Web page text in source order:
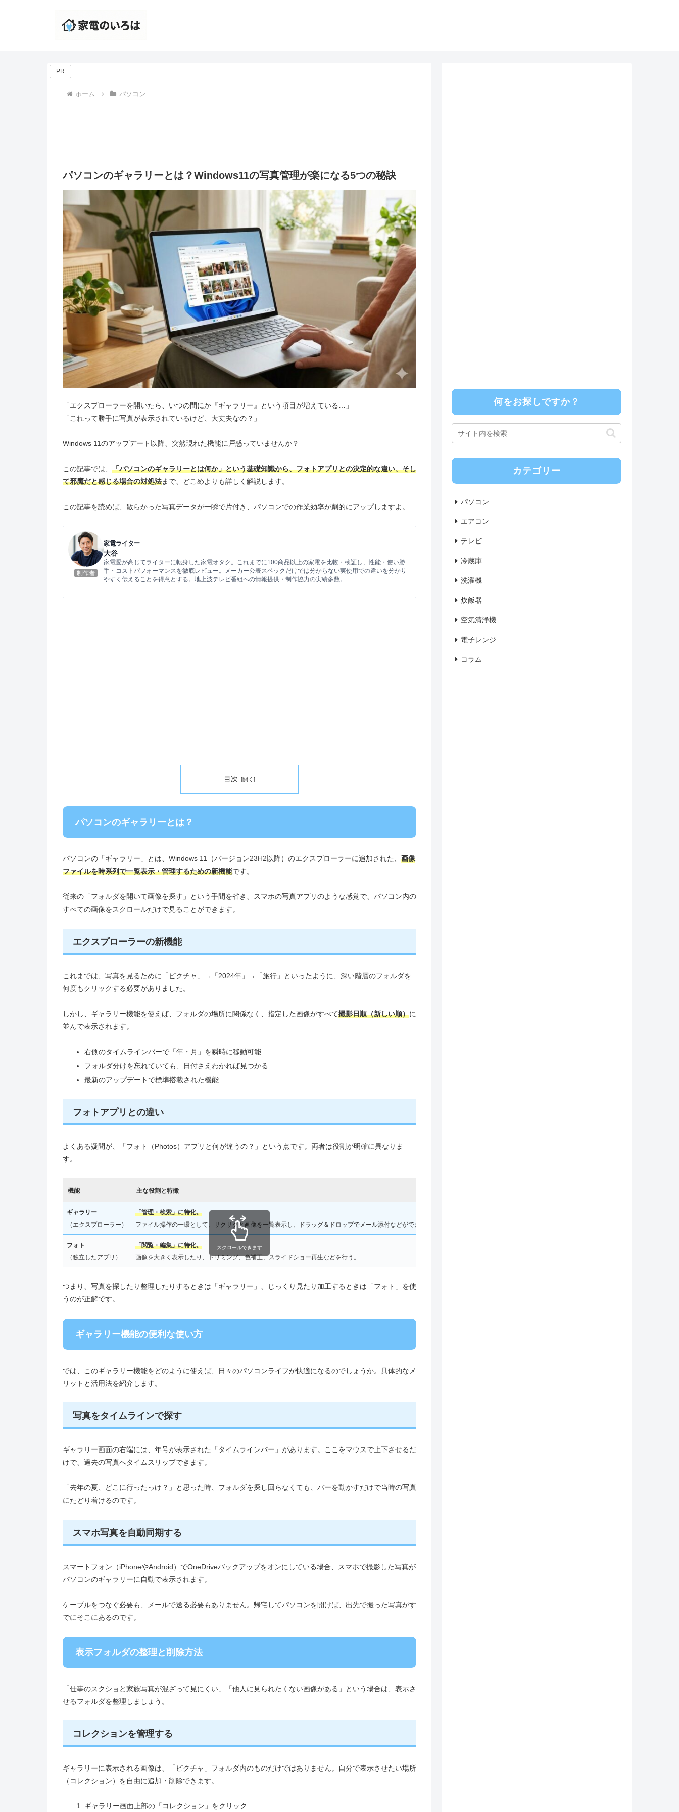
PR
ホーム パソコン
パソコンのギャラリーとは？Windows11の写真管理が楽になる5つの秘訣
「エクスプローラーを開いたら、いつの間にか『ギャラリー』という項目が増えている…」
「これって勝手に写真が表示されているけど、大丈夫なの？」
Windows 11のアップデート以降、突然現れた機能に戸惑っていませんか？
この記事では、 「パソコンのギャラリーとは何か」という基礎知識から、フォトアプリとの決定的な違い、そし
て邪魔だと感じる場合の対処法まで、どこめよりも詳しく解説します。
この記事を読めば、散らかった写真データが一瞬で片付き、パソコンでの作業効率が劇的にアップしますよ。
制作者
家電ライター
大谷
家電愛が高じてライターに転身した家電オタク。これまでに100商品以上の家電を比較・検証し、性能・使い勝
手・コストパフォーマンスを徹底レビュー。メーカー公表スペックだけでは分からない実使用での違いを分かり
やすく伝えることを得意とする。地上波テレビ番組への情報提供・制作協力の実績多数。
目次
パソコンのギャラリーとは？
パソコンの「ギャラリー」とは、Windows 11（バージョン23H2以降）のエクスプローラーに追加された、 画像
ファイルを時系列で一覧表示・管理するための新機能です。
従来の「フォルダを開いて画像を探す」という手間を省き、スマホの写真アプリのような感覚で、パソコン内の
すべての画像をスクロールだけで見ることができます。
エクスプローラーの新機能
これまでは、写真を見るために「ピクチャ」→「2024年」→「旅行」といったように、深い階層のフォルダを
何度もクリックする必要がありました。
しかし、ギャラリー機能を使えば、フォルダの場所に関係なく、指定した画像がすべて撮影日順（新しい順）に
並んで表示されます。
右側のタイムラインバーで「年・月」を瞬時に移動可能
フォルダ分けを忘れていても、日付さえわかれば見つかる
最新のアップデートで標準搭載された機能
フォトアプリとの違い
よくある疑問が、「フォト（Photos）アプリと何が違うの？」という点です。両者は役割が明確に異なりま
す。
機能 主な役割と特徴
ギャラリー
（エクスプローラー）
「管理・検索」に特化。
ファイル操作の一環として、サクサクと画像を一覧表示し、ドラッグ＆ドロップでメール添付などができる。
フォト
（独立したアプリ）
「閲覧・編集」に特化。
画像を大きく表示したり、トリミング、色補正、スライドショー再生などを行う。
スクロールできます
つまり、写真を探したり整理したりするときは「ギャラリー」、じっくり見たり加工するときは「フォト」を使
うのが正解です。
ギャラリー機能の便利な使い方
では、このギャラリー機能をどのように使えば、日々のパソコンライフが快適になるのでしょうか。具体的なメ
リットと活用法を紹介します。
写真をタイムラインで探す
ギャラリー画面の右端には、年号が表示された「タイムラインバー」があります。ここをマウスで上下させるだ
けで、過去の写真へタイムスリップできます。
「去年の夏、どこに行ったっけ？」と思った時、フォルダを探し回らなくても、バーを動かすだけで当時の写真
にたどり着けるのです。
スマホ写真を自動同期する
スマートフォン（iPhoneやAndroid）でOneDriveバックアップをオンにしている場合、スマホで撮影した写真が
パソコンのギャラリーに自動で表示されます。
ケーブルをつなぐ必要も、メールで送る必要もありません。帰宅してパソコンを開けば、出先で撮った写真がす
でにそこにあるのです。
表示フォルダの整理と削除方法
「仕事のスクショと家族写真が混ざって見にくい」「他人に見られたくない画像がある」という場合は、表示さ
せるフォルダを整理しましょう。
コレクションを管理する
ギャラリーに表示される画像は、「ピクチャ」フォルダ内のものだけではありません。自分で表示させたい場所
（コレクション）を自由に追加・削除できます。
ギャラリー画面上部の「コレクション」をクリック
何をお探しですか？
カテゴリー
パソコン
エアコン
テレビ
冷蔵庫
洗濯機
炊飯器
空気清浄機
電子レンジ
コラム